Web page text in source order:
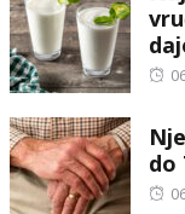
do